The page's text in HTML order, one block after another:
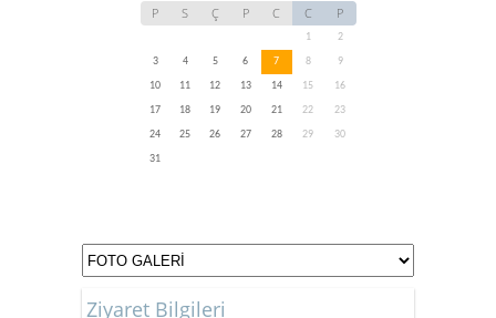
P S Ç P C C P
1
2
3
4 5 6 7 8
9
10
11 12 13 14 15
16
17
18 19 20 21 22
23
24
25 26 27 28 29
30
31
Ziyaret Bilgileri